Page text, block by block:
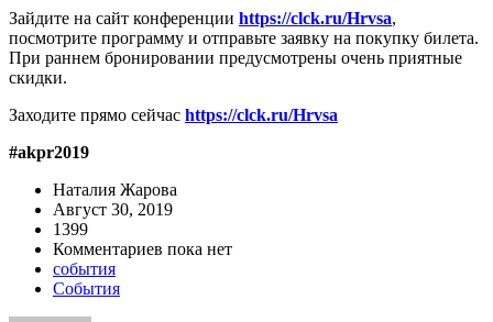
Зайдите на сайт конференции https://clck.ru/Hrvsa,
посмотрите программу и отправьте заявку на покупку билета.
При раннем бронировании предусмотрены очень приятные
скидки.
Заходите прямо сейчас https://clck.ru/Hrvsa
#akpr2019
Наталия Жарова
Август 30, 2019
1399
Комментариев пока нет
события
События